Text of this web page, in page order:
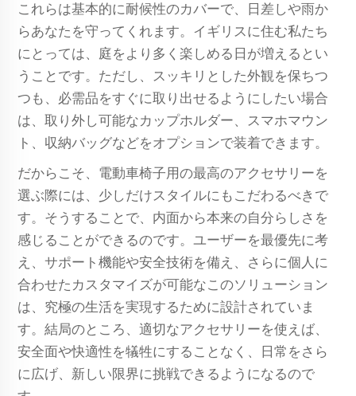
これらは基本的に耐候性のカバーで、日差しや雨か
らあなたを守ってくれます。イギリスに住む私たち
にとっては、庭をより多く楽しめる日が増えるとい
うことです。ただし、スッキリとした外観を保ちつ
つも、必需品をすぐに取り出せるようにしたい場合
は、取り外し可能なカップホルダー、スマホマウン
ト、収納バッグなどをオプションで装着できます。
だからこそ、電動車椅子用の最高のアクセサリーを
選ぶ際には、少しだけスタイルにもこだわるべきで
す。そうすることで、内面から本来の自分らしさを
感じることができるのです。ユーザーを最優先に考
え、サポート機能や安全技術を備え、さらに個人に
合わせたカスタマイズが可能なこのソリューション
は、究極の生活を実現するために設計されていま
す。結局のところ、適切なアクセサリーを使えば、
安全面や快適性を犠牲にすることなく、日常をさら
に広げ、新しい限界に挑戦できるようになるので